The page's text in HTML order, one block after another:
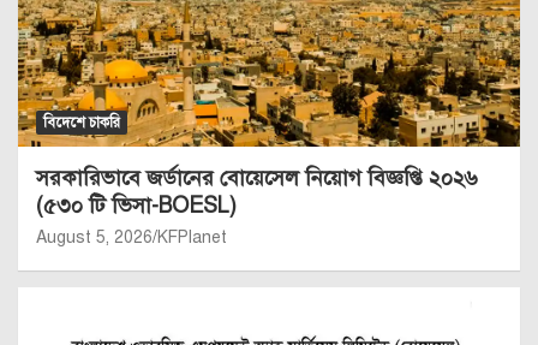
বিদেশে চাকরি
সরকারিভাবে জর্ডানের বোয়েসেল নিয়োগ বিজ্ঞপ্তি ২০২৬
(৫৩০ টি ভিসা-BOESL)
August 5, 2026 KFPlanet